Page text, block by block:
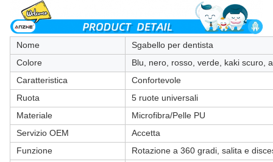
Nome
Sgabello per dentista
Colore
Blu, nero, rosso, verde, kaki scuro,
Caratteristica
Confortevole
Ruota
5 ruote universali
Materiale
Microfibra/Pelle PU
Servizio OEM
Accetta
Funzione
Rotazione a 360 gradi, salita e